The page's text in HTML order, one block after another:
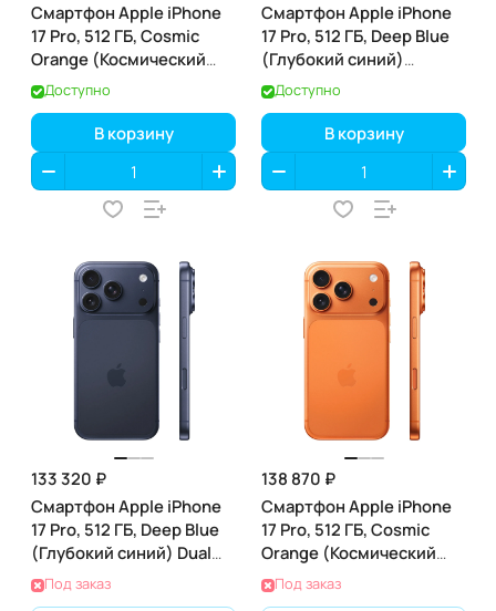
Смартфон Apple iPhone
17 Pro, 512 ГБ, Cosmic
Orange (Космический
оранжевый) Dual eSIM
Доступно
В корзину
Смартфон Apple iPhone
17 Pro, 512 ГБ, Deep Blue
(Глубокий синий)
SIM+eSIM
Доступно
В корзину
133 320 ₽
Смартфон Apple iPhone
17 Pro, 512 ГБ, Deep Blue
(Глубокий синий) Dual
nano SIM
Под заказ
138 870 ₽
Смартфон Apple iPhone
17 Pro, 512 ГБ, Cosmic
Orange (Космический
оранжевый) Dual nano
SIM
Под заказ